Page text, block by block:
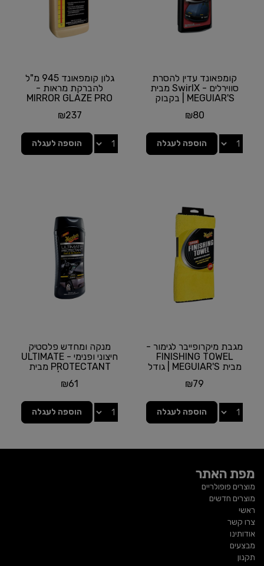
קומפאונד עדין להסרת
סווירלים - SwirlX מבית
MEGUIAR'S | בקבוק
₪80
הוספה לעגלה
גלון קומפאונד 945 מ"ל
להברקת מראות -
MIRROR GLAZE PRO
מבית...
₪237
הוספה לעגלה
מגבת מיקרופייבר לגימור -
FINISHING TOWEL
מבית MEGUIAR'S | גודל
₪79
הוספה לעגלה
מנקה ומחדש פלסטיק
חיצוני ופנימי - ULTIMATE
PROTECTANT מבית
355...
₪61
הוספה לעגלה
מפת האתר
מוצרים פופולריים
מוצרים חדשים
ראשי
צרו קשר
אודותינו
מבצעים
תקנון